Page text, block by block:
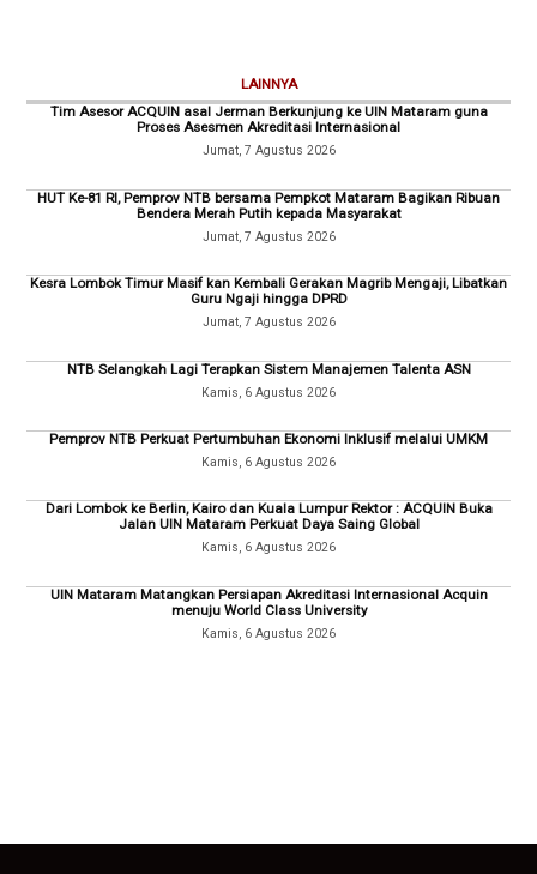
LAINNYA
Tim Asesor ACQUIN asal Jerman Berkunjung ke UIN Mataram guna
Proses Asesmen Akreditasi Internasional
Jumat, 7 Agustus 2026
HUT Ke-81 RI, Pemprov NTB bersama Pempkot Mataram Bagikan Ribuan
Bendera Merah Putih kepada Masyarakat
Jumat, 7 Agustus 2026
Kesra Lombok Timur Masif kan Kembali Gerakan Magrib Mengaji, Libatkan
Guru Ngaji hingga DPRD
Jumat, 7 Agustus 2026
NTB Selangkah Lagi Terapkan Sistem Manajemen Talenta ASN
Kamis, 6 Agustus 2026
Pemprov NTB Perkuat Pertumbuhan Ekonomi Inklusif melalui UMKM
Kamis, 6 Agustus 2026
Dari Lombok ke Berlin, Kairo dan Kuala Lumpur Rektor : ACQUIN Buka
Jalan UIN Mataram Perkuat Daya Saing Global
Kamis, 6 Agustus 2026
UIN Mataram Matangkan Persiapan Akreditasi Internasional Acquin
menuju World Class University
Kamis, 6 Agustus 2026